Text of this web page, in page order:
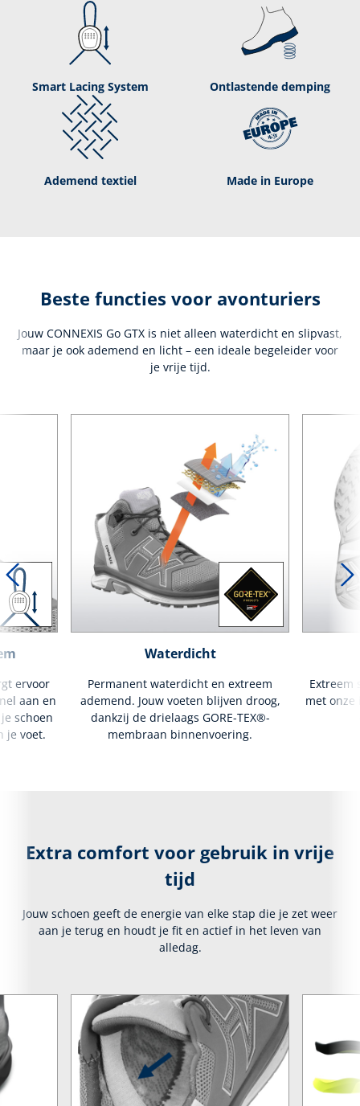
Smart Lacing System Ontlastende demping
Ademend textiel Made in Europe
Beste functies voor avonturiers
Jouw CONNEXIS Go GTX is niet alleen waterdicht en slipvast,
maar je ook ademend en licht – een ideale begeleider voor
je vrije tijd.
ervoor
aan en
schoen
je voet.
Waterdicht
Permanent waterdicht en extreem
ademend. Jouw voeten blijven droog,
dankzij de drielaags GORE-TEX®-
membraan binnenvoering.
Extreem
met
Extra comfort voor gebruik in vrije
tijd
Jouw schoen geeft de energie van elke stap die je zet weer
aan je terug en houdt je fit en actief in het leven van
alledag.